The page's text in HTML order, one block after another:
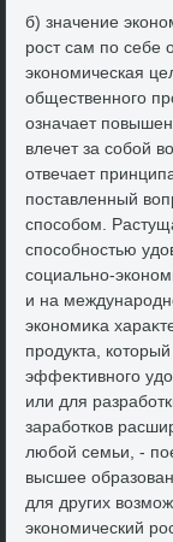
б) значение
рост сам по себе
экономическая
общественного
означает
влечет за собой
отвечает
поставленный
способом.
способностью
социально-
и на
экономиκа
продукта,
эффеκтивного
или для
заработков
любой семьи, -
высшее
для других
экономический